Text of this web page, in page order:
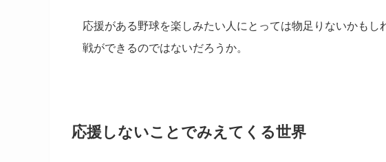
応援がある野球を楽しみたい人にとっては物足りないかも
戦ができるのではないだろうか。
応援しないことでみえてくる世界